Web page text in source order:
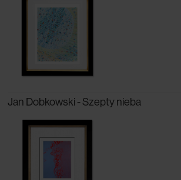
Jan Dobkowski - Szepty nieba